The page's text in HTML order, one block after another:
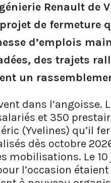
Renault de
de fermeture
d’emplois
des trajets
un
dans l’angoisse.
et 350
(Yvelines) qu’il
dès octobre
mobilisations. Le
l’occasion